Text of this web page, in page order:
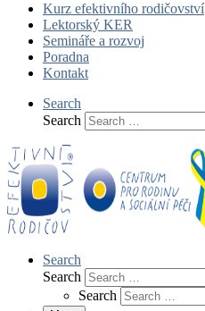
Kurz efektivního rodičovství
Lektorský KER
Semináře a rozvoj
Poradna
Kontakt
Search
Search
Search
Search
Search